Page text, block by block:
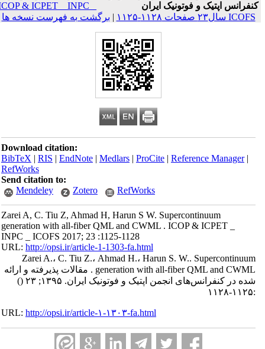
کنفرانس اپتیک و فوتونیک ایران
ICOP & ICPET _ INPC _
ICOFS سال۲۳ صفحات ۱۱۲۸-۱۱۲۵
| برگشت به فهرست نسخه ها
Download citation:
BibTeX|RIS|EndNote|Medlars|ProCite|Reference Manager
RefWorks
Send citation to:
Mendeley
Zotero RefWorks
Zarei A, C. Tiu Z, Ahmad H, Harun S W. Supercontinuum
generation with all-fiber QML and CWML . ICOP & ICPET _
INPC _ ICOFS 2017; 23 :1125-1128
URL:http://opsi.ir/article-1-1303-fa.html
Zarei A.، C. Tiu Z.، Ahmad H.، Harun S. W.. Supercontinuum
generation with all-fiber QML and CWML . مقالات پذیرفته و ارائه
شده در کنفرانس‌های انجمن اپتیک و فوتونیک ایران. ۱۳۹۵; ۲۳
()
URL:http://opsi.ir/article-۱-۱۳۰۳-fa.html